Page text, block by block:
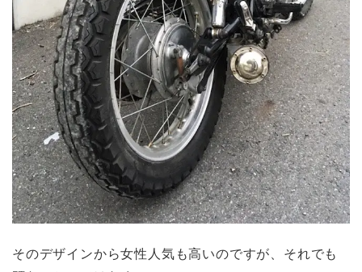
そのデザインから女性人気も高いのですが、それでも